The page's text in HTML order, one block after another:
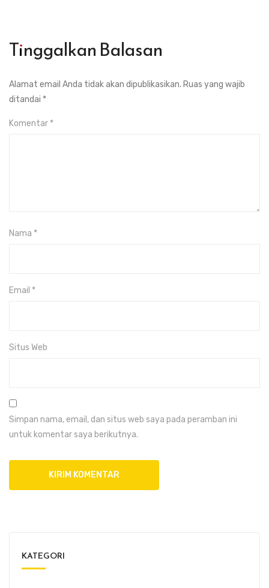
Tinggalkan Balasan
Alamat email Anda tidak akan dipublikasikan. Ruas yang wajib
ditandai *
Komentar *
Nama *
Email *
Situs Web
Simpan nama, email, dan situs web saya pada peramban ini
untuk komentar saya berikutnya.
KATEGORI